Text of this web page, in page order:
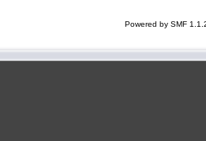
Powered by SMF